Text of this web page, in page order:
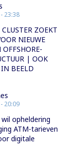
23:38
ZOEKT
NIEUWE
OFFSHORE-
| OOK
BEELD
20:09
wil opheldering
ATM-tarieven
digitale